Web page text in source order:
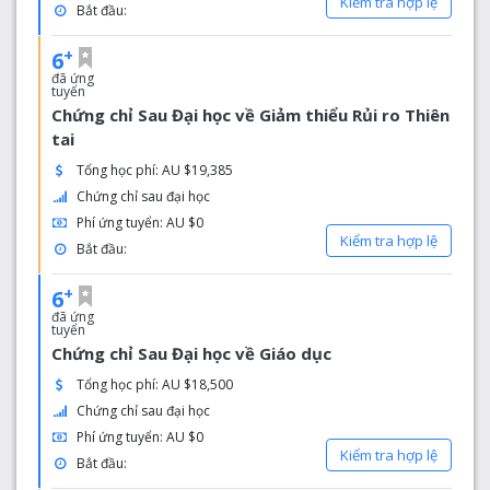
sinh viên đăng ký vào các khóa học của trường, để có
được con đường học tập tốt nhất và được hỗ trợ để phát
huy hết năng lực trong lĩnh vực nghiên cứu mà họ đã
chọn.
Bắt đầu:
6+
đã ứng
tuyển
Chứng chỉ Sau Đại học về Giảm thiểu Rủi ro Thiên
tai
Tổng học phí: AU $19,385
Chứng chỉ sau đại học
Phí ứng tuyển: AU $0
Bắt đầu:
Kiểm tra hợp lệ
6+
đã ứng
tuyển
Chứng chỉ Sau Đại học về Giáo dục
Tổng học phí: AU $18,500
Chứng chỉ sau đại học
Phí ứng tuyển: AU $0
Bắt đầu:
Kiểm tra hợp lệ